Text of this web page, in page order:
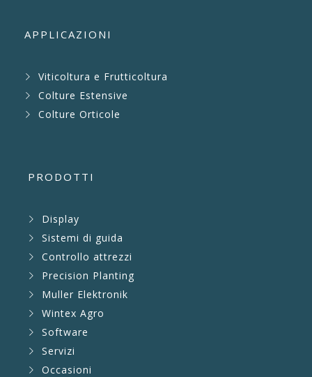
APPLICAZIONI
Viticoltura e Frutticoltura
Colture Estensive
Colture Orticole
PRODOTTI
Display
Sistemi di guida
Controllo attrezzi
Precision Planting
Muller Elektronik
Wintex Agro
Software
Servizi
Occasioni